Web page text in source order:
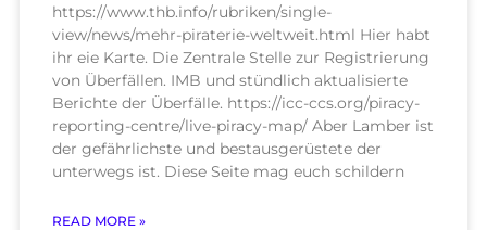
https://www.thb.info/rubriken/single-
view/news/mehr-piraterie-weltweit.html Hier habt
ihr eie Karte. Die Zentrale Stelle zur Registrierung
von Überfällen. IMB und stündlich aktualisierte
Berichte der Überfälle. https://icc-ccs.org/piracy-
reporting-centre/live-piracy-map/ Aber Lamber ist
der gefährlichste und bestausgerüstete der
unterwegs ist. Diese Seite mag euch schildern
READ MORE »